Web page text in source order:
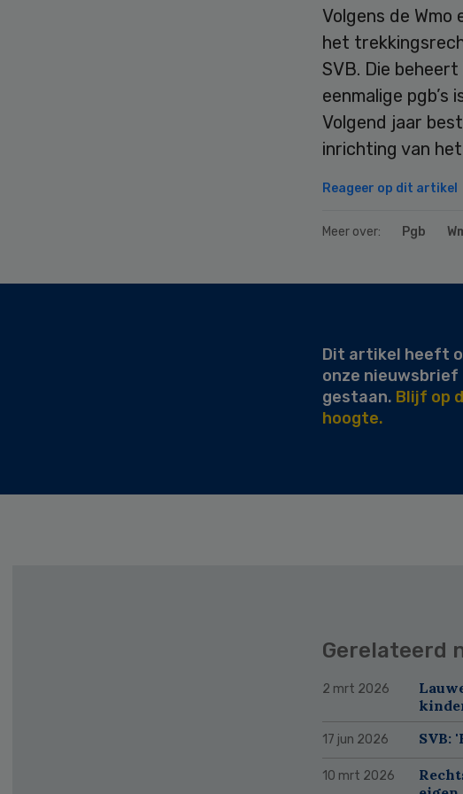
Volgens de Wmo
het
SVB. Die
eenmalige
Volgend jaar
inrichting van
Reageer op dit artikel
Meer over: Pgb
Dit artikel heeft
onze nieuwsbrief
gestaan. Blijf op
hoogte.
Gerelateerd
2 mrt 2026
17 jun 2026 SVB:
10 mrt 2026